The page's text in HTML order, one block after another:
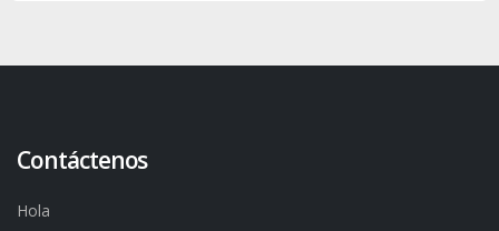
Contáctenos
Hola